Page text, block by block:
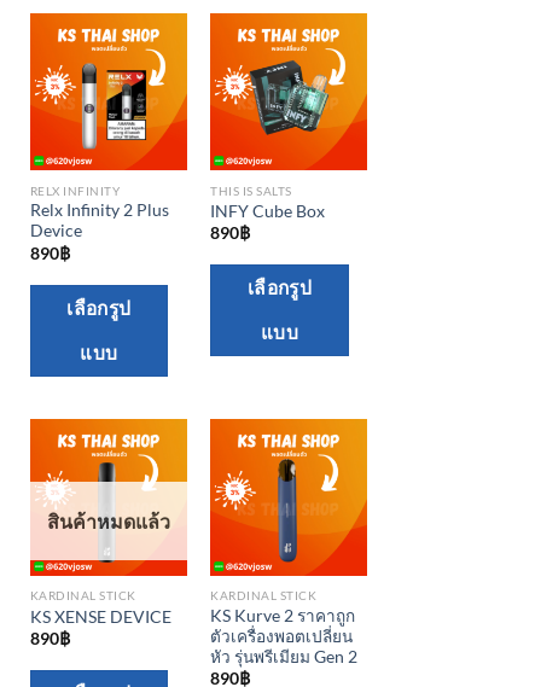
the
product
page
page
RELX INFINITY
Relx Infinity 2 Plus
Device
890฿
เลือกรูป
แบบ
has
variants.
options
may
chosen
the
product
THIS IS SALTS
INFY Cube Box
890฿
เลือกรูป
แบบ
be
on
สินค้าหมดแล้ว
KARDINAL STICK
KS XENSE DEVICE
890฿
KARDINAL STICK
KS Kurve 2 ราคาถูก
ตัวเครื่องพอตเปลี่ยน
หัว รุ่นพรีเมียม Gen 2
890฿